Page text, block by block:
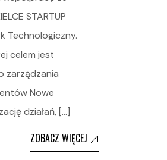
STARTUP
Technologiczny.
celem jest
zarządzania
Nowe
działań, […]
ZOBACZ WIĘCEJ